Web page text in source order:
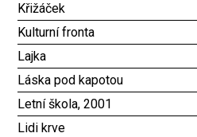
Křižáček
Kulturní fronta
Lajka
Láska pod kapotou
Letní škola, 2001
Lidi krve